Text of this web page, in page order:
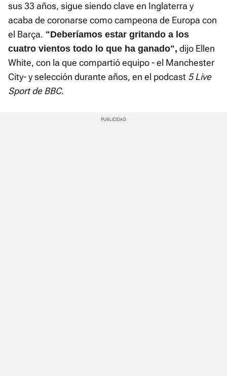
sus 33 años, sigue siendo clave en Inglaterra y
acaba de coronarse como campeona de Europa con
el Barça. "Deberíamos estar gritando a los
cuatro vientos todo lo que ha ganado", dijo Ellen
White, con la que compartió equipo - el Manchester
City- y selección durante años, en el podcast 5 Live
Sport de BBC.